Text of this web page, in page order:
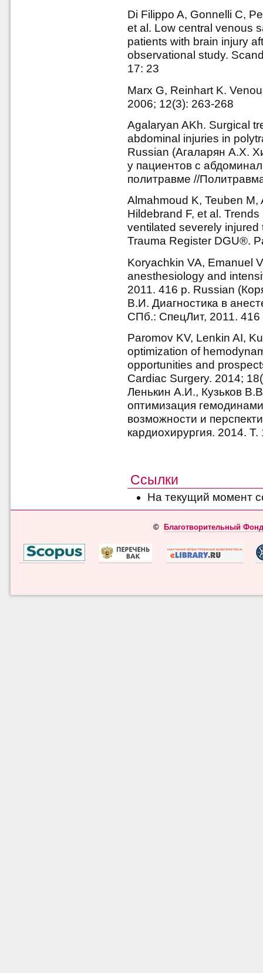
Di Filippo A, Gonnelli C,
et al. Low central venous
patients with brain injury
observational study.
17: 23
Marx G, Reinhart K.
2006; 12(3): 263-268
Agalaryan AKh. Surgical
abdominal injuries in
Russian (Агаларян А.Х.
у пациентов с
политравме //
Almahmoud K, Teuben
Hildebrand F, et al.
ventilated severely
Trauma Register DGU®.
Koryachkin VA, Emanuel
anesthesiology and
2011. 416 p. Russian
В.И. Диагностика в
СПб.: СпецЛит, 2011. 416
Paromov KV, Lenkin AI,
optimization of
opportunities and
Cardiac Surgery. 2014;
Ленькин А.И., Кузьков
оптимизация
возможности и
кардиохирургия. 2014.
Ссылки
На текущий момент
© Благотворительный